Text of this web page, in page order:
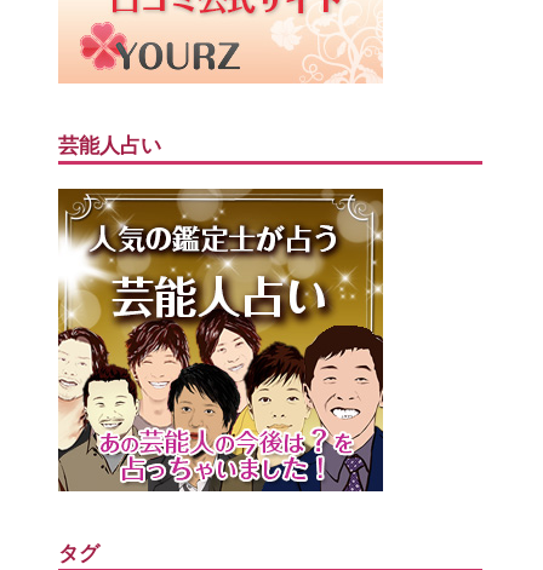
芸能人占い
タグ